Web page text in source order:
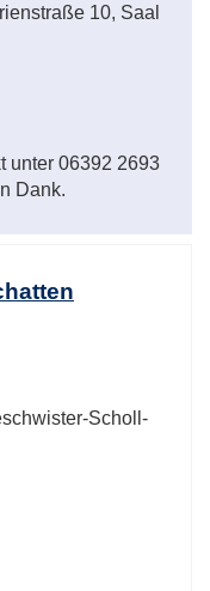
10, Saal
unter 06392 2693
Dank.
Scholl-